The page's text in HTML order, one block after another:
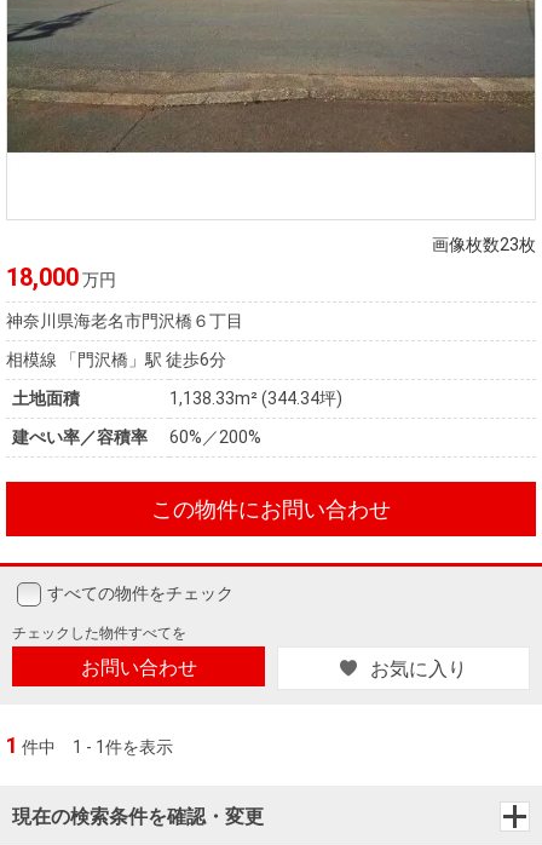
購入向け
サービス
住宅ロー
ンシミュ
レーショ
ン
住まい1プ
ラス（お
役立ちコ
ラム）
税金の本
（電子ブ
ック）
ラム）
住まいと
暮らしの
税金の本
売却ガイ
ド
画像枚数23枚
18,000万円
神奈川県海老名市門沢橋６丁目
相模線 「門沢橋」駅 徒歩6分
土地面積
1,138.33m² (344.34坪)
建ぺい率／容積率
60%／200%
この物件にお問い合わせ
すべての物件をチェック
チェックした物件すべてを
お問い合わせ お気に入り
1 件中 1 - 1件を表示
現在の検索条件を確認・変更